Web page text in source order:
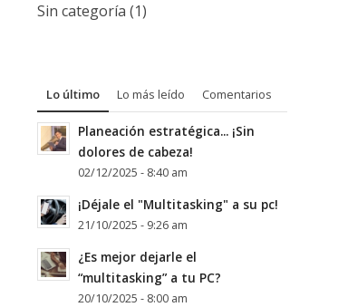
Sin categoría (1)
Lo último Lo más leído Comentarios
Planeación estratégica... ¡Sin
dolores de cabeza!
02/12/2025 - 8:40 am
¡Déjale el "Multitasking" a su pc!
21/10/2025 - 9:26 am
¿Es mejor dejarle el
“multitasking” a tu PC?
20/10/2025 - 8:00 am